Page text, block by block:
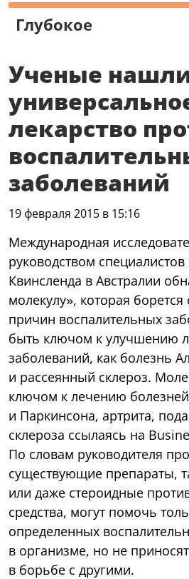
Глубокое
Ученые
лекарство
заболеваний
19 февраля 2015 в 15:16
Международная
руководством
Квинсленда в Австралии
молекулу», которая
причин воспалительных
быть ключом к улучшению
заболеваний, как болезнь
и рассеянный склероз.
ключом к лечению
и Паркинсона, артрита,
склероза ссылаясь на
По словам руководителя
существующие препараты,
или даже стероидные
средства, могут помочь
определенных
в организме, но не
в борьбе с другими.